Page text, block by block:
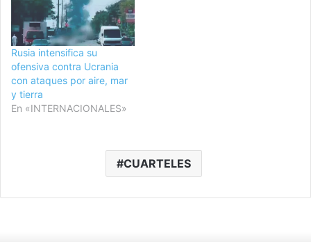
Rusia intensifica su
ofensiva contra Ucrania
con ataques por aire, mar
y tierra
En «INTERNACIONALES»
CUARTELES